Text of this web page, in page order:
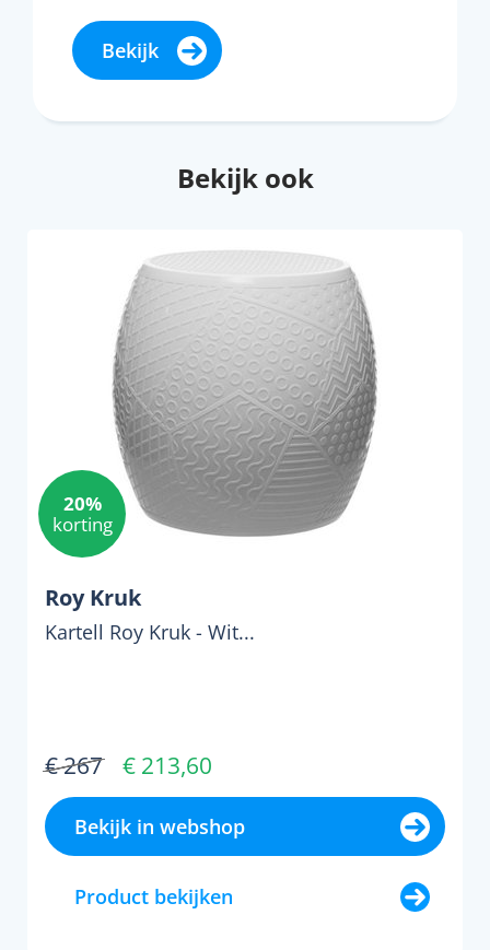
Bekijk
Bekijk ook
20%
korting
Roy Kruk
Kartell Roy Kruk - Wit...
€ 267 € 213,60
Bekijk in webshop
Product bekijken